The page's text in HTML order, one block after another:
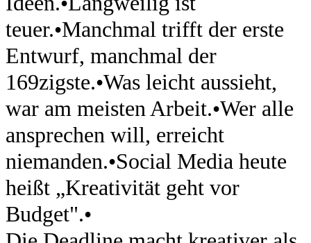
teuer.•Manchmal trifft der erste
Entwurf, manchmal der
169zigste.•Was leicht aussieht,
war am meisten Arbeit.•Wer alle
ansprechen will, erreicht
niemanden.•Social Media heute
heißt „Kreativität geht vor
Budget".•